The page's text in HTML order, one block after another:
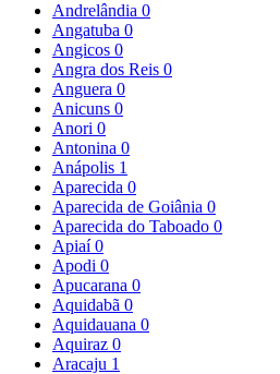
Andrelândia 0
Angatuba 0
Angicos 0
Angra dos Reis 0
Anguera 0
Anicuns 0
Anori 0
Antonina 0
Anápolis 1
Aparecida 0
Aparecida de Goiânia 0
Aparecida do Taboado 0
Apiaí0
Apodi 0
Apucarana 0
Aquidabã 0
Aquidauana 0
Aquiraz 0
Aracaju 1